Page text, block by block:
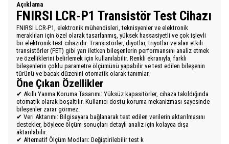
Açıklama
FNIRSI LCR-P1 Transistör Test Cihazı
FNIRSI LCR-P1, elektronik mühendisleri, teknisyenler ve elektronik
meraklıları için özel olarak tasarlanmış, yüksek hassasiyetli ve çok işlevli
bir elektronik test cihazıdır. Transistörler, diyotlar, triyotlar ve alan etkili
transistörler (FET) gibi yarı iletken bileşenlerin performansını analiz etmek
ve özelliklerini belirlemek için kullanılabilir. Renkli ekranıyla, farklı
bileşenlerin çoklu parametre ölçümünü yapabilir ve test edilen bileşenin
türünü ve bacak düzenini otomatik olarak tanımlar.
Öne Çıkan Özellikler
✔ Akıllı Yanma Koruma Tasarımı: Yüksüz kapasitörler, cihaza takıldığında
otomatik olarak boşaltılır. Kullanıcı dostu koruma mekanizması sayesinde
bileşenler zarar görmez.
✔ Veri Aktarımı: Bilgisayara bağlanarak test edilen verilerin aktarılmasını
destekler, böylece ölçüm sonuçları detaylı analiz için kolayca dışa
aktarılabilir.
✔ Alternatif Ölçüm Modları: Değiştirilebilir test k